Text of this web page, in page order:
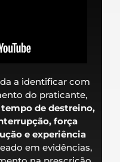
a identificar com
do praticante,
tempo de destreino,
força
e experiência
em evidências,